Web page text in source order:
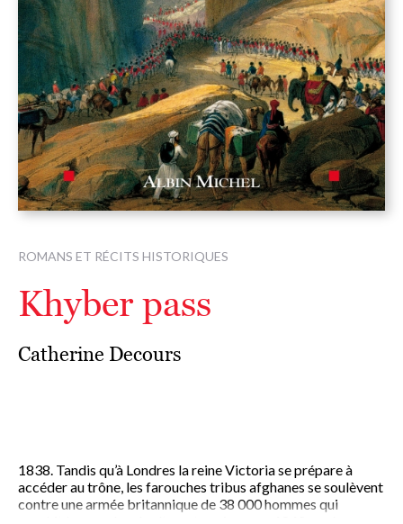
ROMANS ET RÉCITS HISTORIQUES
Khyber pass
Catherine Decours
1838. Tandis qu’à Londres la reine Victoria se prépare à
accéder au trône, les farouches tribus afghanes se soulèvent
contre une armée britannique de 38 000 hommes qui